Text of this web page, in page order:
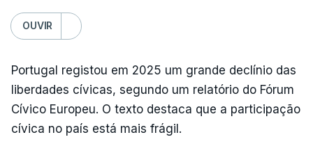
OUVIR
Portugal registou em 2025 um grande declínio das
liberdades cívicas, segundo um relatório do Fórum
Cívico Europeu. O texto destaca que a participação
cívica no país está mais frágil.